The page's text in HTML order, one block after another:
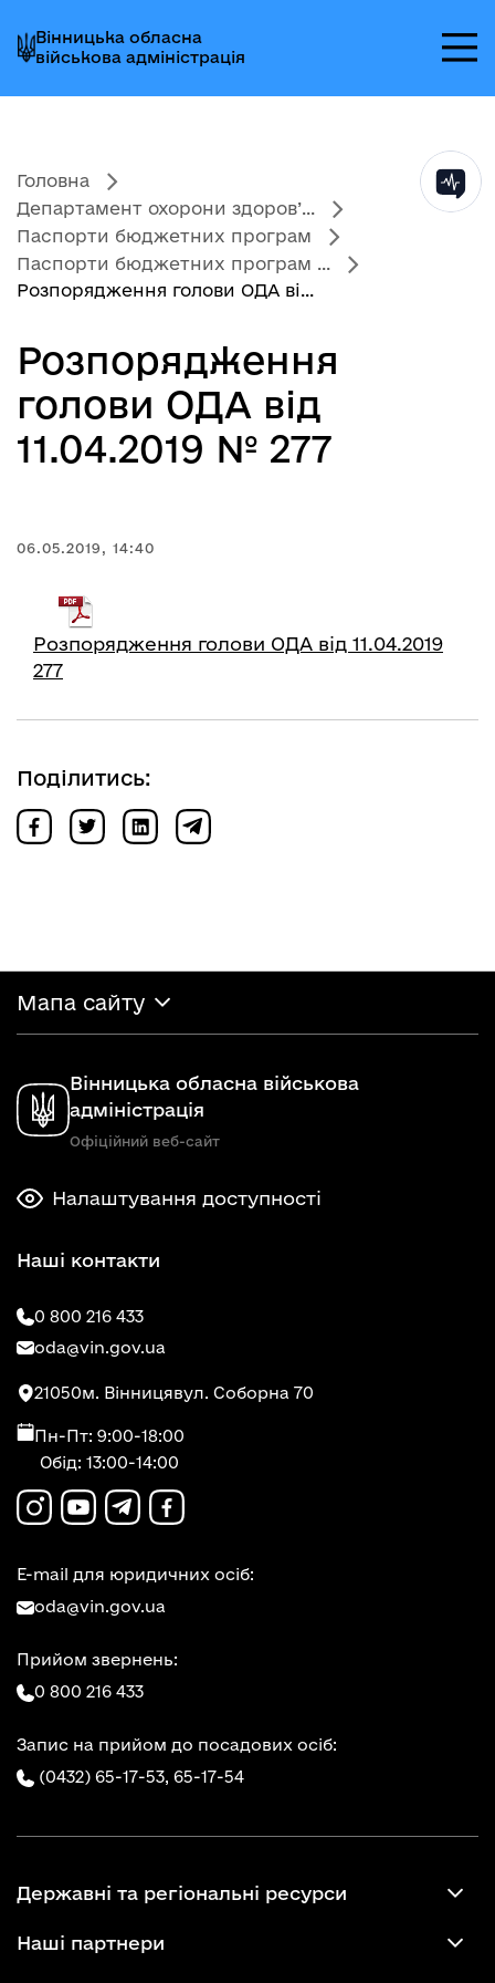
до
головного
меню
до
головного
вмісту
до
головного
колонтитула
Вінницька обласна
військова адміністрація
Головна
Департамент охорони здоров’...
Паспорти бюджетних програм
Паспорти бюджетних програм ...
Розпорядження голови ОДА ві...
Розпорядження
голови ОДА від
11.04.2019 № 277
06.05.2019, 14:40
Розпорядження голови ОДА від 11.04.2019
277
Поділитись:
Мапа сайту
Вінницька обласна військова
адміністрація
Офіційний веб-сайт
Налаштування доступності
Наші контакти
0 800 216 433
oda@vin.gov.ua
21050м. Вінницявул. Соборна 70
Пн-Пт: 9:00-18:00
Обід: 13:00-14:00
E-mail для юридичних осіб:
oda@vin.gov.ua
Прийом звернень:
0 800 216 433
Запис на прийом до посадових осіб:
(0432) 65-17-53, 65-17-54
Державні та регіональні ресурси
Наші партнери